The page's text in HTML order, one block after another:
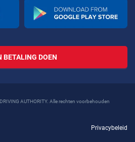
BETALING DOEN
AUTHORITY. Alle rechten voorbehouden
Privacybeleid